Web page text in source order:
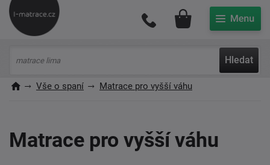
Hledat
Můj účet
Vše o spaní Matrace pro vyšší váhu
Matrace pro vyšší váhu